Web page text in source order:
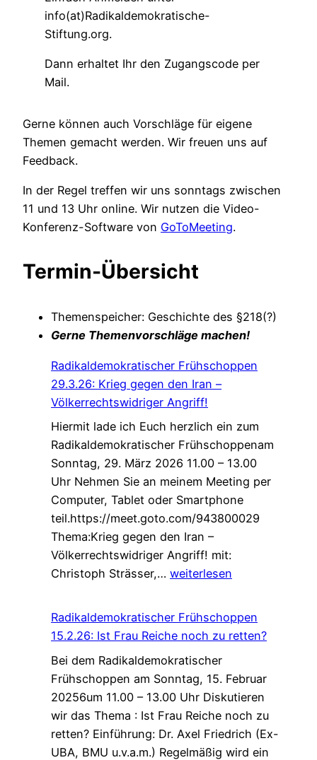
info(at)Radikaldemokratische-
Stiftung.org.
Dann erhaltet Ihr den Zugangscode per
Mail.
Gerne können auch Vorschläge für eigene
Themen gemacht werden. Wir freuen uns auf
Feedback.
In der Regel treffen wir uns sonntags zwischen
11 und 13 Uhr online. Wir nutzen die Video-
Konferenz-Software von GoToMeeting.
Termin-Übersicht
Themenspeicher: Geschichte des §218(?)
Gerne Themenvorschläge machen!
Radikaldemokratischer Frühschoppen
29.3.26: Krieg gegen den Iran –
Völkerrechtswidriger Angriff!
Hiermit lade ich Euch herzlich ein zum
Radikaldemokratischer Frühschoppenam
Sonntag, 29. März 2026 11.00 – 13.00
Uhr Nehmen Sie an meinem Meeting per
Computer, Tablet oder Smartphone
teil.https://meet.goto.com/943800029
Thema:Krieg gegen den Iran –
Völkerrechtswidriger Angriff! mit:
Christoph Strässer,… Radikaldemokratischer
29.3.26:
Krieg
gegen
den
Iran
–
Völkerrechtswidriger
Angriff!
weiterlesen
Radikaldemokratischer Frühschoppen
15.2.26: Ist Frau Reiche noch zu retten?
Bei dem Radikaldemokratischer
Frühschoppen am Sonntag, 15. Februar
20256um 11.00 – 13.00 Uhr Diskutieren
wir das Thema : Ist Frau Reiche noch zu
retten? Einführung: Dr. Axel Friedrich (Ex-
UBA, BMU u.v.a.m.) Regelmäßig wird ein